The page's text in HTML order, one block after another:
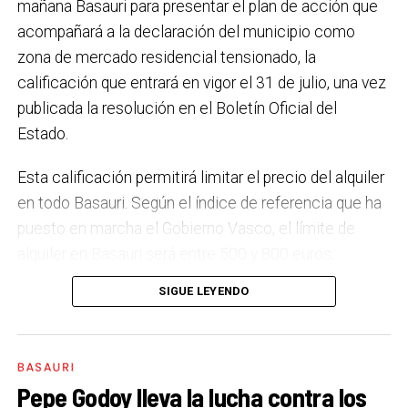
En ese sentido, estamos trabajando en acciones de
clima y energía, entre las que destacan el diseño de
una red de refugios climáticos, junto con un Plan de
Actuación ante Episodios de Altas Temperaturas,
como las que recientemente hemos sufrido.
proyecto de lanueva haurreskola que se construirá en
Sarratu, junto a Arizko Ikastola, y que es una apuesta
por la educación pública y un elemento más de apoyo
el trabajo que desarrollamos en igualdad, con una
intensificación en la sensibilización respecto a la
violencia machista.
mañana Basauri para presentar el plan de acción que
acompañará a la declaración del municipio como
zona de mercado residencial tensionado, la
calificación que entrará en vigor el 31 de julio, una vez
publicada la resolución en el Boletín Oficial del
Estado.
Esta calificación permitirá limitar el precio del alquiler
en todo Basauri. Según el índice de referencia que ha
puesto en marcha el Gobierno Vasco, el límite de
dependiendo de la zona y de las características de la
vivienda. Los interesados pueden consultar el límite
de precio a través del portal
Plan de tres años
SIGUE LEYENDO
BASAURI
Pepe Godoy lleva la lucha contra los